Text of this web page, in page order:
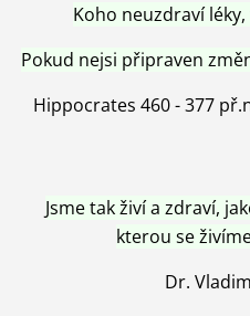
Koho neuzdraví
Pokud nejsi připraven
Hippocrates 460 - 377
Jsme tak živí a zdraví,
kterou se
Dr.